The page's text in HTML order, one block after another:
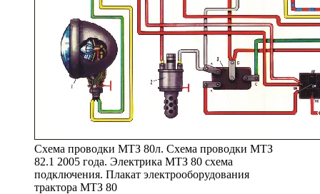
Схема проводки МТЗ 80л. Схема проводки МТЗ
82.1 2005 года. Электрика МТЗ 80 схема
подключения. Плакат электрооборудования
трактора МТЗ 80